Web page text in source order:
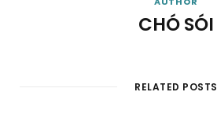
CHÓ SÓI
RELATED POSTS